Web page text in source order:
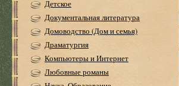
Детское
Документальная литература
Домоводство (Дом и семья)
Драматургия
Компьютеры и Интернет
Любовные романы